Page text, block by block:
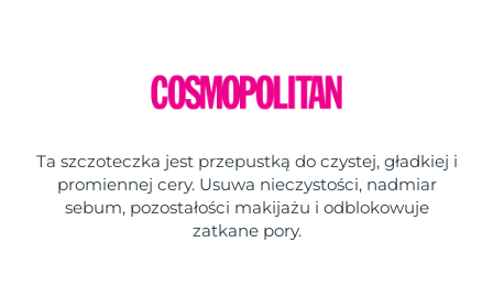
Ta szczoteczka jest przepustką do czystej, gładkiej i
promiennej cery. Usuwa nieczystości, nadmiar
sebum, pozostałości makijażu i odblokowuje
zatkane pory.